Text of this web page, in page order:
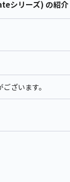
シリーズ) の紹介
ざいます。